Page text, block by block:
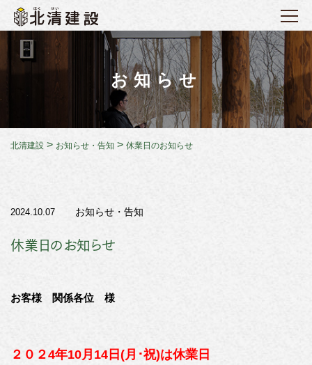
お知らせ
北清建設 > お知らせ・告知 > 休業日のお知らせ
2024.10.07 お知らせ・告知
休業日のお知らせ
お客様 関係各位 様
２０２4年10月14日(月･祝)は休業日